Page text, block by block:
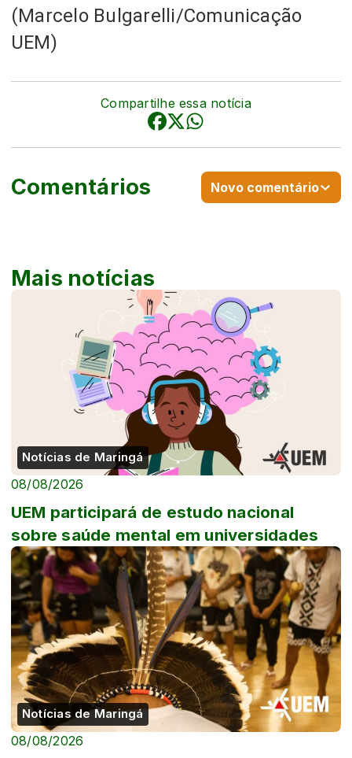
(Marcelo Bulgarelli/Comunicação
UEM)
Compartilhe essa notícia
Comentários Novo comentário
Mais notícias
Notícias de Maringá
08/08/2026
UEM participará de estudo nacional
sobre saúde mental em universidades
Notícias de Maringá
08/08/2026